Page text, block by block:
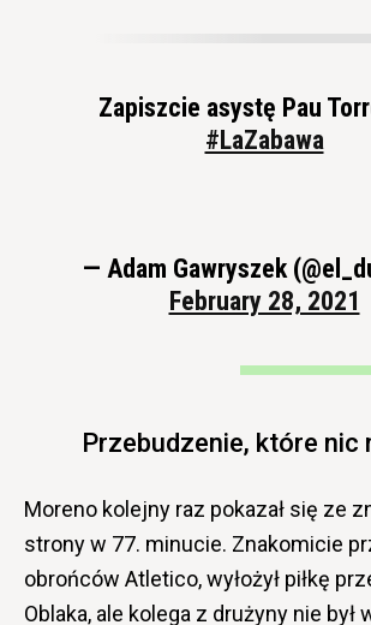
Zapiszcie asystę Pau
#LaZabawa
— Adam Gawryszek
February 28, 2021
Przebudzenie, które nic
Moreno kolejny raz pokazał się ze
strony w 77. minucie. Znakomicie
obrońców Atletico, wyłożył piłkę
Oblaka, ale kolega z drużyny nie był